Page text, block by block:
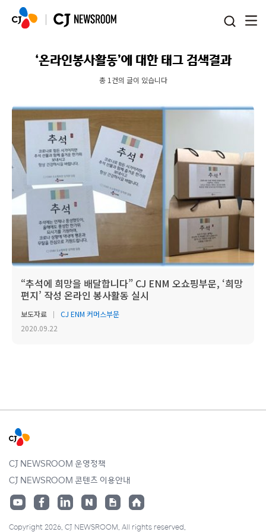
‘온라인봉사활동’에 대한 태그 검색결과
총 1건의 글이 있습니다
“추석에 희망을 배달합니다” CJ ENM 오쇼핑부문, ‘희망
편지’ 작성 온라인 봉사활동 실시
보도자료
CJ ENM 커머스부문
2020.09.22
CJ NEWSROOM 운영정책
CJ NEWSROOM 콘텐츠 이용안내
Copyright 2026. CJ NEWSROOM. All rights reserved.